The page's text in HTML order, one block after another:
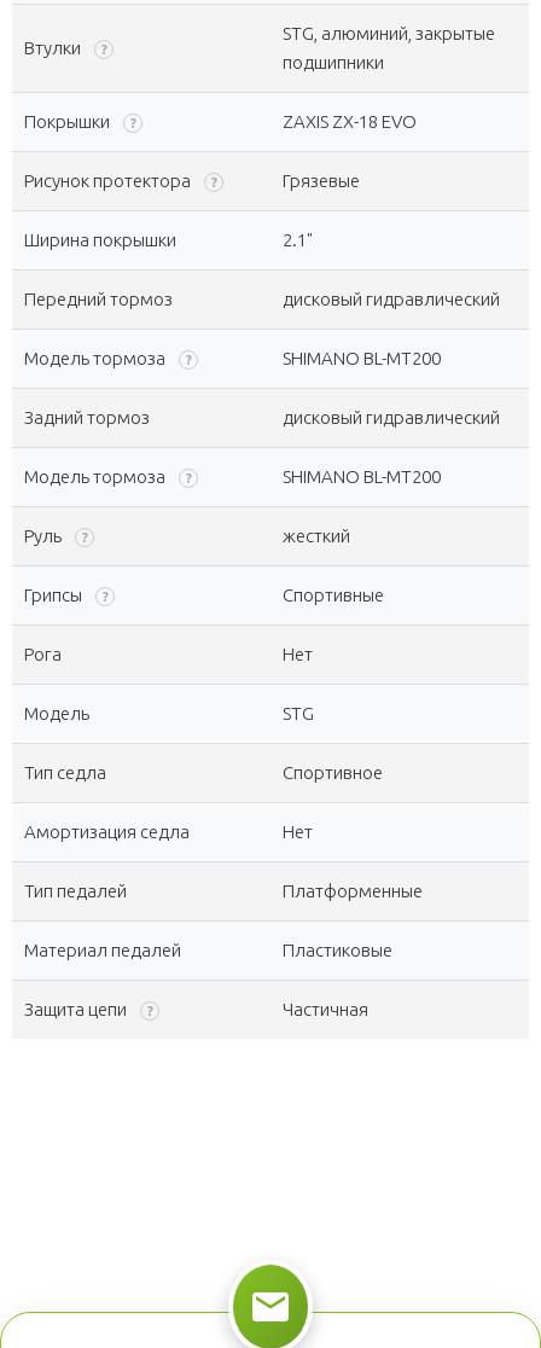
Втулки ?
STG, алюминий, закрытые
подшипники
Покрышки ? ZAXIS ZX-18 EVO
Рисунок протектора ? Грязевые
Ширина покрышки 2.1"
Передний тормоз дисковый гидравлический
Модель тормоза ? SHIMANO BL-MT200
Задний тормоз дисковый гидравлический
Модель тормоза ? SHIMANO BL-MT200
Руль ? жесткий
Грипсы ? Спортивные
Рога Нет
Модель STG
Тип седла Спортивное
Амортизация седла Нет
Тип педалей Платформенные
Материал педалей Пластиковые
Защита цепи ? Частичная